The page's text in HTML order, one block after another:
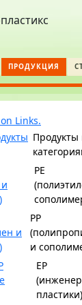
ПРОДУКЦИЯ
Продукты
PE
PP
и
EP
пластики)